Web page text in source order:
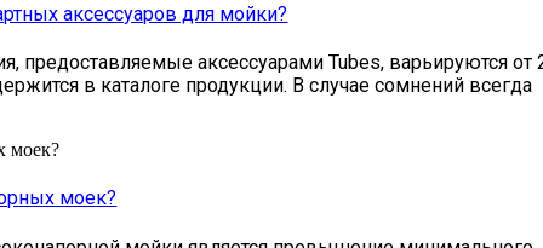
аксессуаров для мойки?
предоставляемые аксессуарами Tubes, варьируются от
в каталоге продукции. В случае сомнений всегда
моек?
моек?